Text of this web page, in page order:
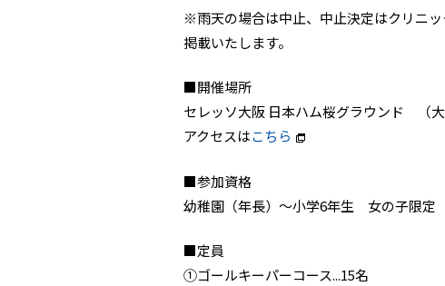
※雨天の場合は中止、中止決定はクリニ
掲載いたします。
■開催場所
セレッソ大阪 日本ハム桜グラウンド （大
アクセスはこちら
■参加資格
幼稚園（年長）～小学6年生 女の子限定
■定員
①ゴールキーパーコース...15名